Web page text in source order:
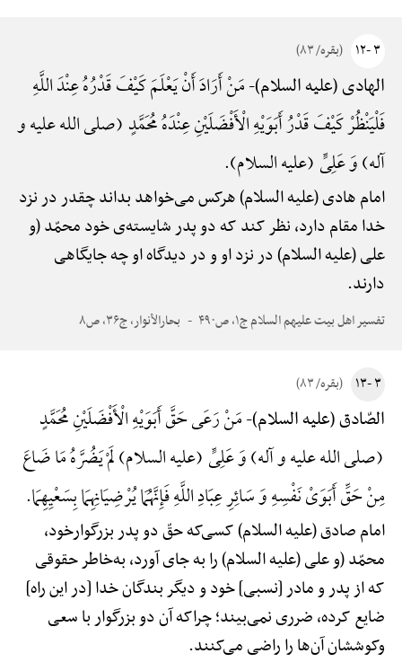
۳ -۱۲ (بقره/ ۸۳)
الهادی (علیه السلام)-مَنْ أَرَادَ أَنْ یَعْلَمَ کَیْفَ قَدْرُهُ عِنْدَ اللَّهِ
فَلْیَنْظُرْ کَیْفَ قَدْرُ أَبَوَیْهِ الْأَفْضَلَیْنِ عِنْدَهُ مُحَمَّدٍ (صلی الله علیه و
آله) وَ عَلِیٍّ (علیه السلام).
امام هادی (علیه السلام) هرکس می‌خواهد بداند چقدر در نزد
خدا مقام دارد، نظر کند که دو پدر شایسته‌ی خود محمّد (و
علی (علیه السلام) در نزد او و در دیدگاه او چه جایگاهی
دارند.
تفسیر اهل بیت علیهم السلام ج۱، ص۴۹۰ بحارالأنوار، ج۳۶، ص۸
۳ -۱۳ (بقره/ ۸۳)
الصّادق (علیه السلام)-مَنْ رَعَی حَقَّ أَبَوَیْهِ الْأَفْضَلَیْنِ مُحَمَّدٍ
(صلی الله علیه و آله) وَ عَلِیٍّ (علیه السلام) لَمْ یَضُرَّهُ مَا ضَاعَ
مِنْ حَقِّ أَبَوَیْ نَفْسِهِ وَ سَائِرِ عِبَادِ اللَّهِ فَإِنَّهُمَا یُرْضِیَانِهِمَا بِسَعْیِهِمَا.
امام صادق (علیه السلام) کسی‌که حقّ دو پدر بزرگوارخود،
محمّد (و علی (علیه السلام) را به جای آورد، به‌خاطر حقوقی
که از پدر و مادر [نسبی] خود و دیگر بندگان خدا [در این راه]
ضایع کرده، ضرری نمی‌بیند؛ چراکه آن دو بزرگوار با سعی
وکوششان آن‌ها را راضی می‌کنند.